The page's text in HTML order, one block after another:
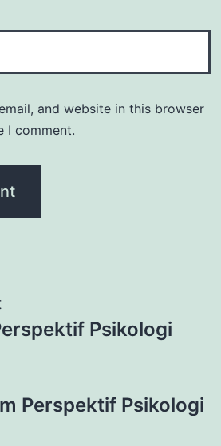
and website in this browser
I comment.
Psikologi
Perspektif Psikologi